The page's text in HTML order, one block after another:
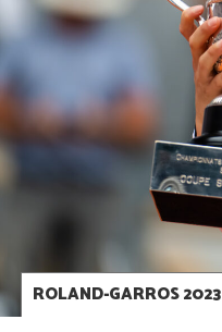
ROLAND-GARROS 2023